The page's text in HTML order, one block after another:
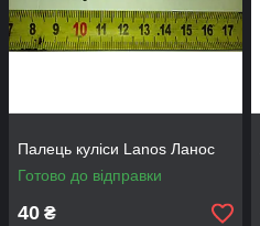
Палець куліси Lanos Ланос
Готово до відправки
40 ₴